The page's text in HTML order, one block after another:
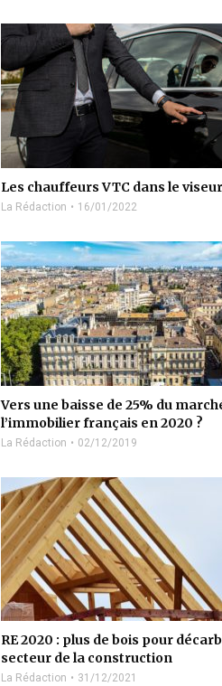
Les chauffeurs VTC dans le
La Rédaction 16/01/2022
Vers une baisse de 25% du
l’immobilier français en 2020 ?
La Rédaction 02/12/2019
RE 2020 : plus de bois pour
secteur de la construction
La Rédaction 31/12/2021